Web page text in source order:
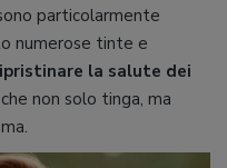
particolarmente
numerose tinte e
la salute dei
non solo tinga, ma